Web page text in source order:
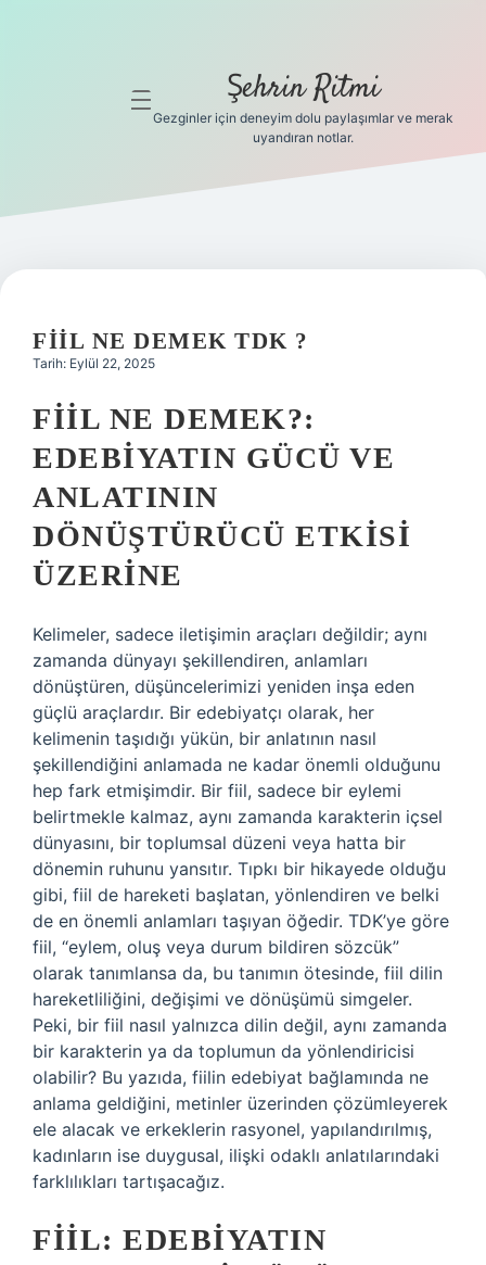
Gizlilik
Hakkımızda
menüyü
Şehrin Ritmi
Gezginler için deneyim dolu paylaşımlar ve merak
uyandıran notlar.
FIIL NE DEMEK TDK ?
Tarih: Eylül 22, 2025
FIIL NE DEMEK?:
EDEBIYATIN GÜCÜ VE
ANLATININ
DÖNÜŞTÜRÜCÜ ETKISI
ÜZERINE
Kelimeler, sadece iletişimin araçları değildir; aynı
zamanda dünyayı şekillendiren, anlamları
dönüştüren, düşüncelerimizi yeniden inşa eden
güçlü araçlardır. Bir edebiyatçı olarak, her
kelimenin taşıdığı yükün, bir anlatının nasıl
şekillendiğini anlamada ne kadar önemli olduğunu
hep fark etmişimdir. Bir fiil, sadece bir eylemi
belirtmekle kalmaz, aynı zamanda karakterin içsel
dünyasını, bir toplumsal düzeni veya hatta bir
dönemin ruhunu yansıtır. Tıpkı bir hikayede olduğu
gibi, fiil de hareketi başlatan, yönlendiren ve belki
de en önemli anlamları taşıyan öğedir. TDK’ye göre
fiil, “eylem, oluş veya durum bildiren sözcük”
olarak tanımlansa da, bu tanımın ötesinde, fiil dilin
hareketliliğini, değişimi ve dönüşümü simgeler.
Peki, bir fiil nasıl yalnızca dilin değil, aynı zamanda
bir karakterin ya da toplumun da yönlendiricisi
olabilir? Bu yazıda, fiilin edebiyat bağlamında ne
anlama geldiğini, metinler üzerinden çözümleyerek
ele alacak ve erkeklerin rasyonel, yapılandırılmış,
kadınların ise duygusal, ilişki odaklı anlatılarındaki
farklılıkları tartışacağız.
FIIL: EDEBIYATIN